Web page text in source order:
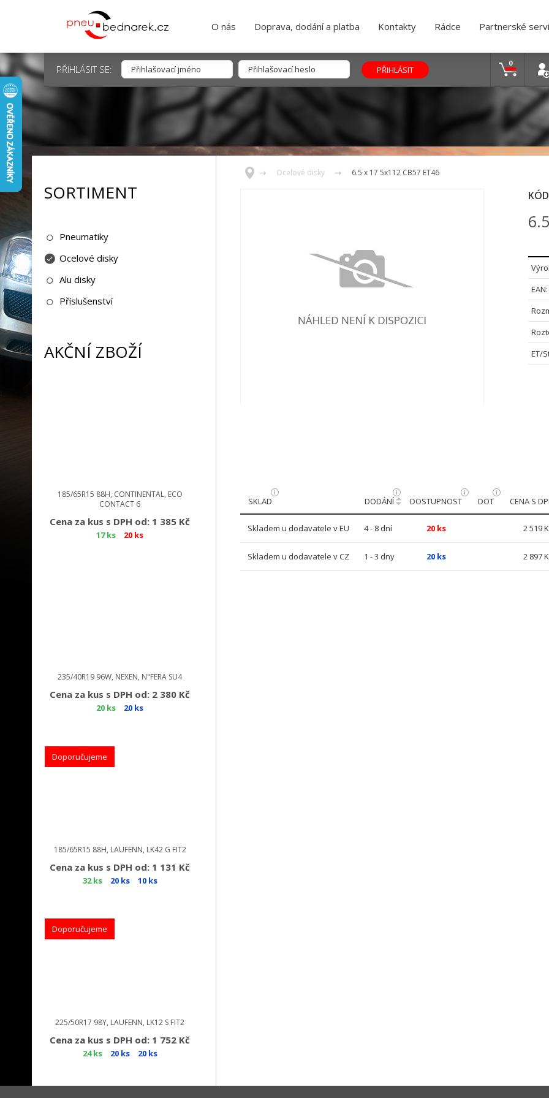
O nás Doprava, dodání a platba Kontakty Rádce Partnerské
PŘIHLÁSIT SE:
0
SORTIMENT
Pneumatiky
Ocelové disky
Alu disky
Příslušenství
AKČNÍ ZBOŽÍ
185/65R15 88H, CONTINENTAL, ECO
CONTACT 6
Cena za kus s DPH od: 1 385 Kč
17 ks 20 ks
235/40R19 96W, NEXEN, N"FERA SU4
Cena za kus s DPH od: 2 380 Kč
20 ks 20 ks
Doporučujeme
185/65R15 88H, LAUFENN, LK42 G FIT2
Cena za kus s DPH od: 1 131 Kč
32 ks 20 ks 10 ks
Doporučujeme
225/50R17 98Y, LAUFENN, LK12 S FIT2
Cena za kus s DPH od: 1 752 Kč
24 ks 20 ks 20 ks
Ocelové disky 6.5 x 17 5x112 CB57 ET46
EAN:
ET/
SKLAD DODÁNÍ DOSTUPNOST DOT CENA S
Skladem u dodavatele v EU 4 - 8 dní 20 ks 2 519
Skladem u dodavatele v CZ 1 - 3 dny 20 ks 2 897